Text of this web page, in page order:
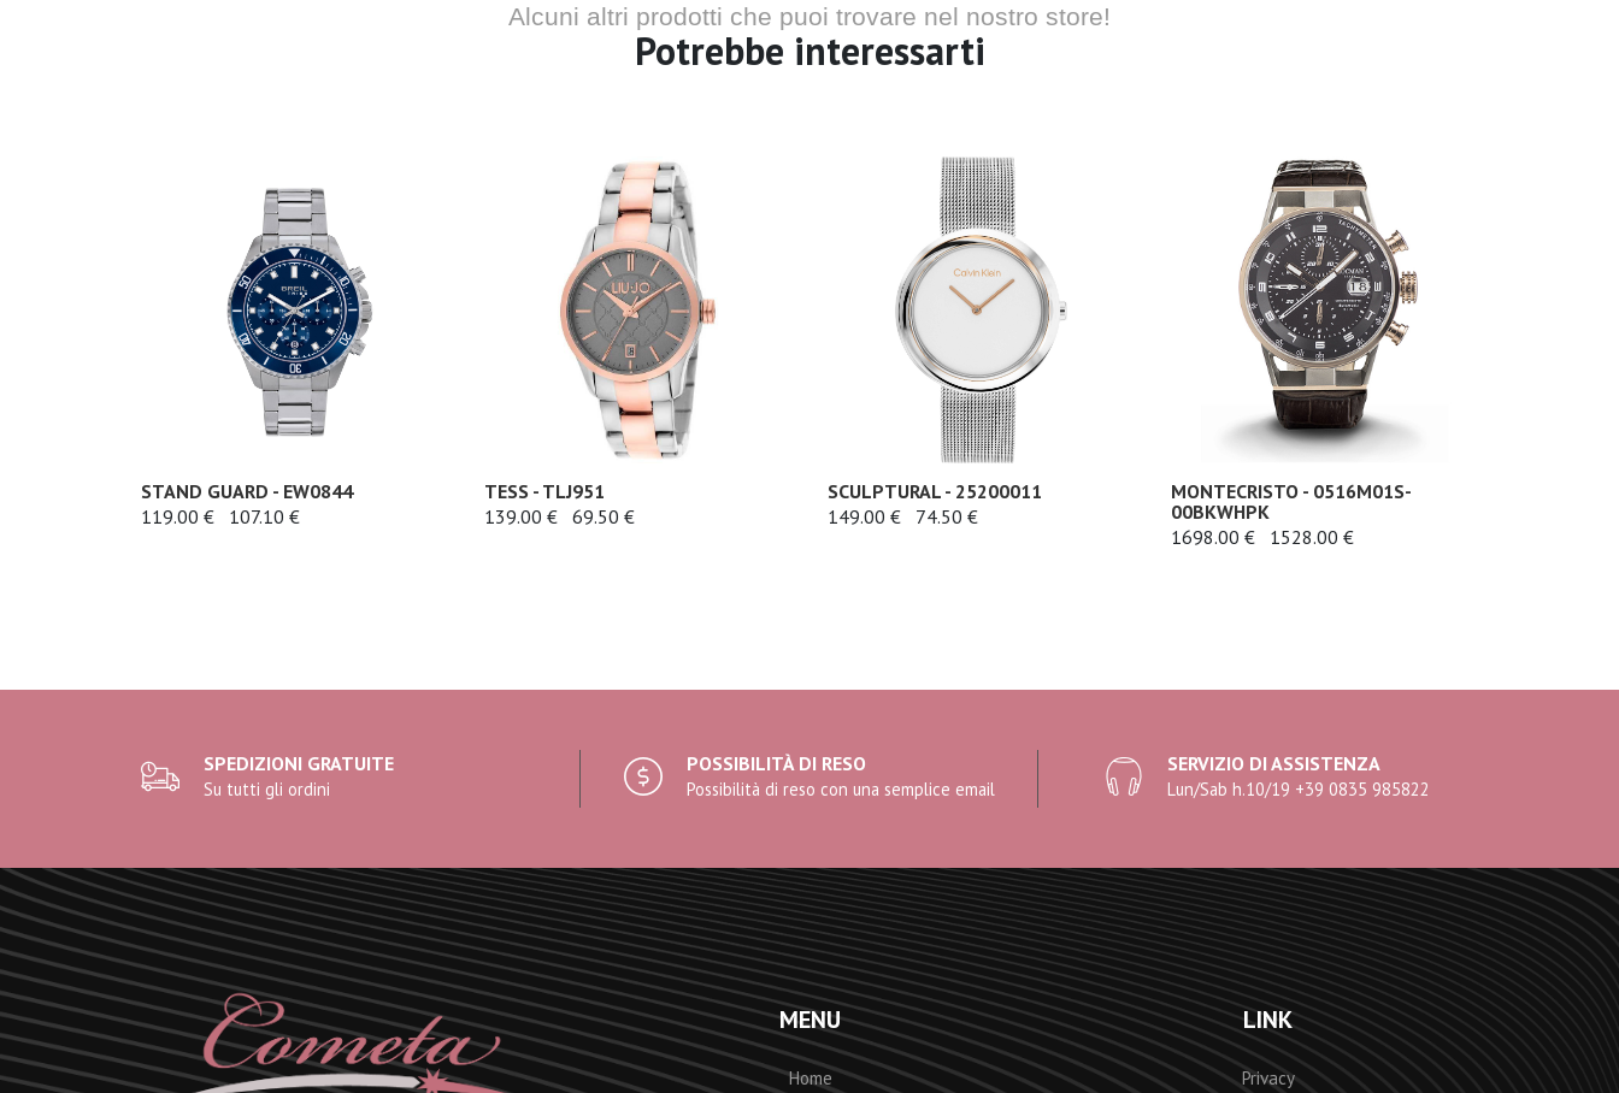
Alcuni altri prodotti che puoi trovare nel nostro store!
Potrebbe interessarti
STAND GUARD - EW0844
119.00 €
107.10 €
TESS - TLJ951
139.00 € 69.50 €
SCULPTURAL - 25200011
149.00 €
74.50 €
MONTECRISTO - 0516M01S-
00BKWHPK
1698.00 €
1528.00 €
SPEDIZIONI GRATUITE
Su tutti gli ordini
POSSIBILITÀ DI RESO
Possibilità di reso con una semplice email
SERVIZIO DI ASSISTENZA
Lun/Sab h.10/19 +39 0835 985822
MENU
Home
LINK
Privacy